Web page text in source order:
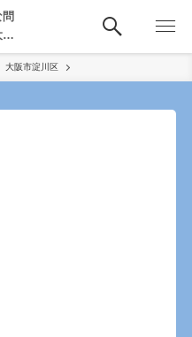
べ
大阪市淀川区